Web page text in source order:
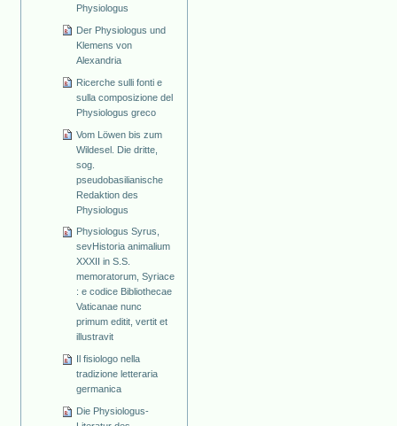
Physiologus
Der Physiologus und
Klemens von
Alexandria
Ricerche sulli fonti e
sulla composizione del
Physiologus greco
Vom Löwen bis zum
Wildesel. Die dritte,
sog.
pseudobasilianische
Redaktion des
Physiologus
Physiologus Syrus,
sevHistoria animalium
XXXII in S.S.
memoratorum, Syriace
: e codice Bibliothecae
Vaticanae nunc
primum editit, vertit et
illustravit
Il fisiologo nella
tradizione letteraria
germanica
Die Physiologus-